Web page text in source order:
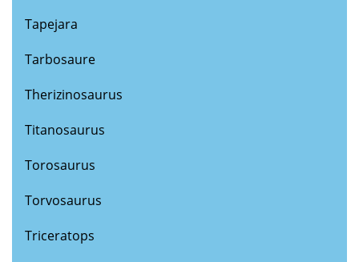
Tapejara
Tarbosaure
Therizinosaurus
Titanosaurus
Torosaurus
Torvosaurus
Triceratops